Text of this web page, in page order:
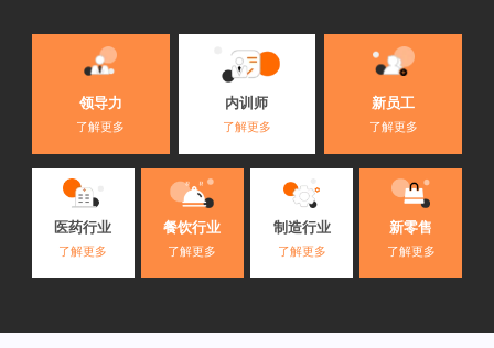
领导力
了解更多
内训师
了解更多
新员工
了解更多
医药行业
了解更多
餐饮行业
了解更多
制造行业
了解更多
新零售
了解更多